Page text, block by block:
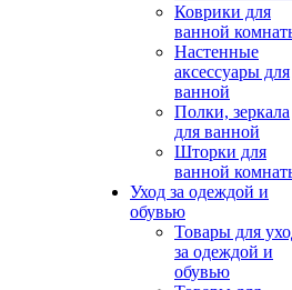
Коврики для
ванной
Настенные
аксессуары для
ванной
Полки, зеркала
для ванной
Шторки для
ванной
Уход за одеждой и
обувью
Товары для
за одеждой и
обувью